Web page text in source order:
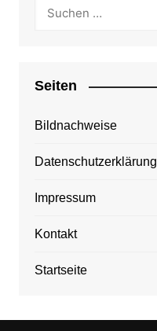
Seiten
Bildnachweise
Datenschutzerklärung
Impressum
Kontakt
Startseite